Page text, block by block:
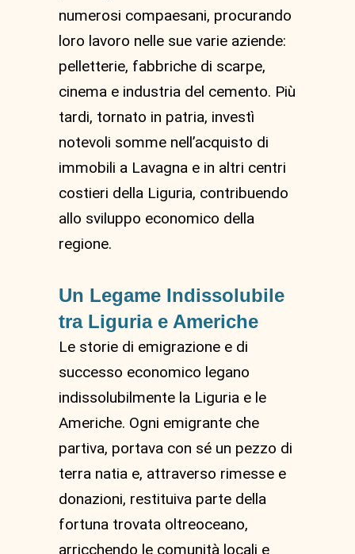
numerosi compaesani, procurando
loro lavoro nelle sue varie aziende:
pelletterie, fabbriche di scarpe,
cinema e industria del cemento. Più
tardi, tornato in patria, investì
notevoli somme nell’acquisto di
immobili a Lavagna e in altri centri
costieri della Liguria, contribuendo
allo sviluppo economico della
regione.
Un Legame Indissolubile
tra Liguria e Americhe
Le storie di emigrazione e di
successo economico legano
indissolubilmente la Liguria e le
Americhe. Ogni emigrante che
partiva, portava con sé un pezzo di
terra natia e, attraverso rimesse e
donazioni, restituiva parte della
fortuna trovata oltreoceano,
arricchendo le comunità locali e